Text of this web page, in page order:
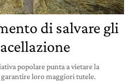
di salvare gli
popolare punta a vietare la
loro maggiori tutele.